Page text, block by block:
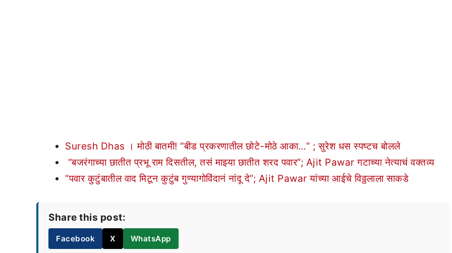
Suresh Dhas । मोठी बातमी! “बीड प्रकरणातील छोटे-मोठे आका…” ; सुरेश धस स्पष्टच बोलले
“बजरंगाच्या छातीत प्रभू राम दिसतील, तसं माझ्या छातीत शरद पवार”; Ajit Pawar गटाच्या नेत्याचं वक्तव्य
“पवार कुटुंबातील वाद मिटून कुटुंब गुण्यागोविंदानं नांदू दे”; Ajit Pawar यांच्या आईचे विठ्ठलाला साकडे
Share this post:
Facebook X WhatsApp